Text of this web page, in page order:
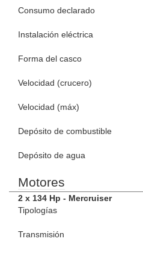
Consumo declarado
Instalación eléctrica
Forma del casco
Velocidad (crucero)
Velocidad (máx)
Depósito de combustible
Depósito de agua
Motores
2 x 134 Hp - Mercruiser
Tipologías
Transmisión